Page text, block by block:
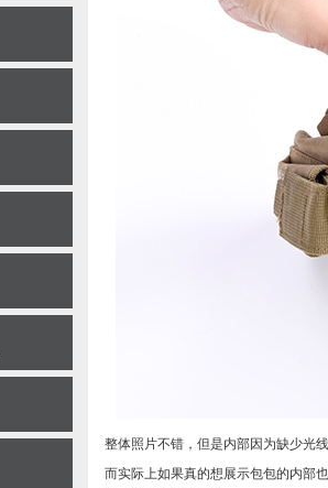
整体照片不错，但是内部因为缺少光
而实际上如果真的想展示包包的内部